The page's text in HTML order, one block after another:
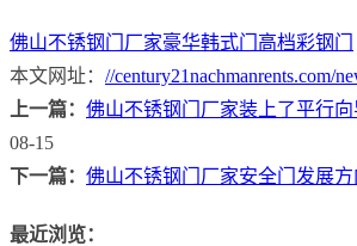
佛山不锈钢门厂家豪华韩式门 高档彩钢门
本文网址： //century21nachmanrents.com/
上一篇： 佛山不锈钢门厂家装上了平行
08-15
下一篇： 佛山不锈钢门厂家安全门发展方
最近浏览：